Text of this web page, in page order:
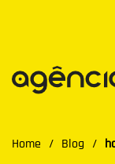
Home / Blog /